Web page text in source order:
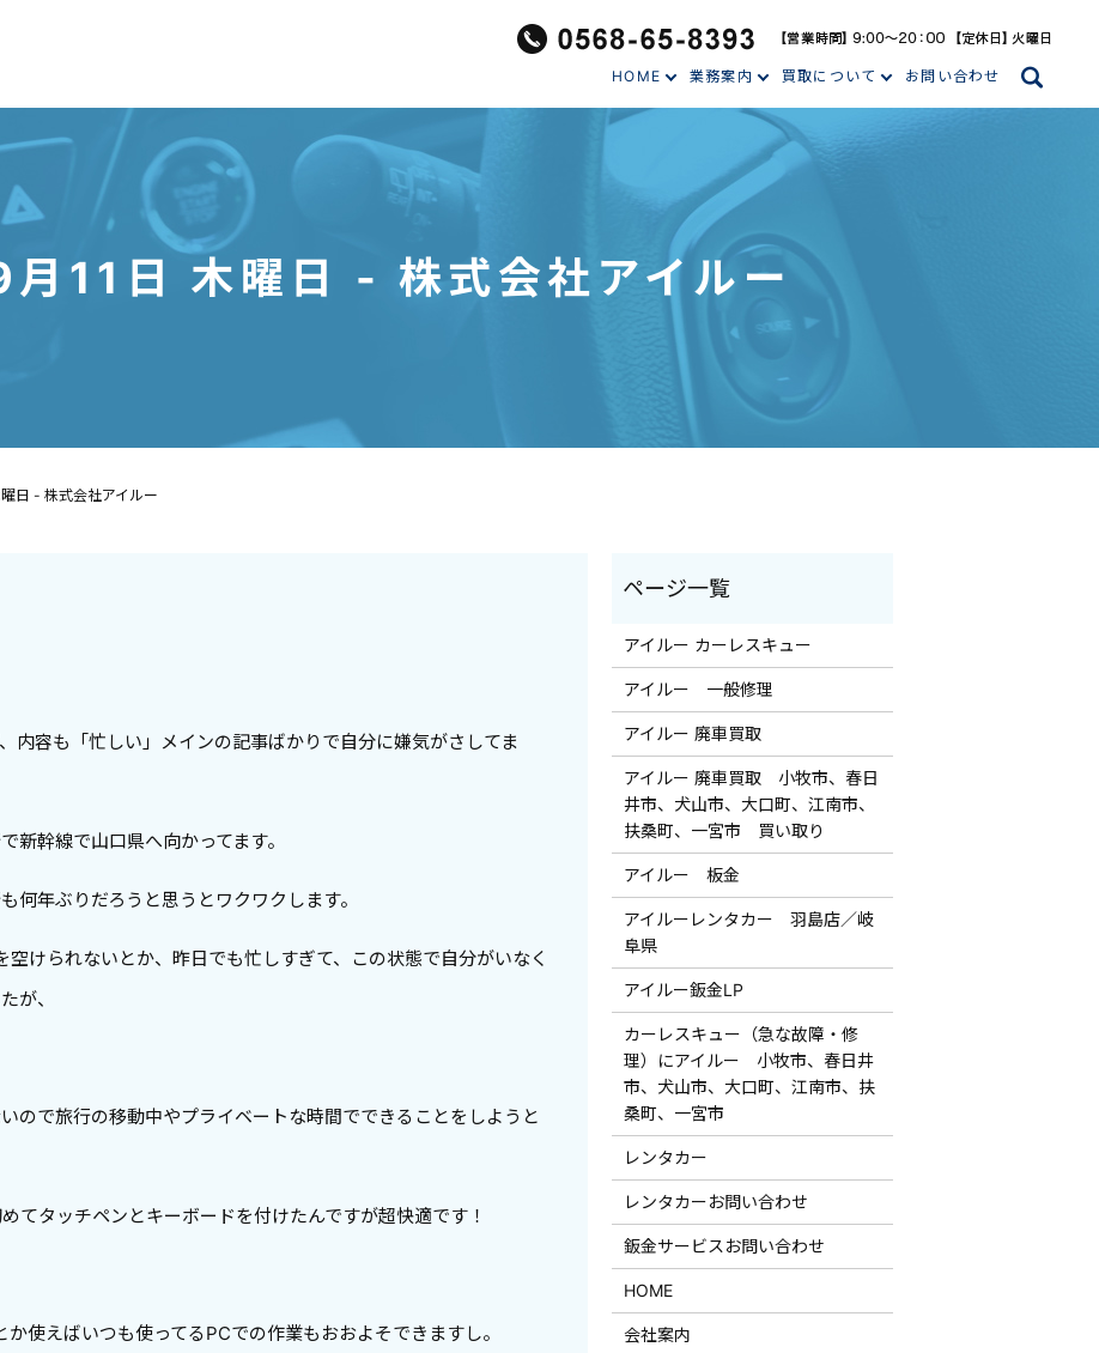
HOME 業務案内 買取について お問い合わせ search
11日 木曜日 - 株式会社アイルー
日 - 株式会社アイルー
内容も「忙しい」メインの記事ばかりで自分に嫌気がさしてま
新幹線で山口県へ向かってます。
何年ぶりだろうと思うとワクワクします。
けられないとか、昨日でも忙しすぎて、この状態で自分がいなく
が、
ので旅行の移動中やプライベートな時間でできることをしようと
てタッチペンとキーボードを付けたんですが超快適です！
使えばいつも使ってるPCでの作業もおおよそできますし。
アイルー カーレスキュー
アイルー 一般修理
アイルー 廃車買取
アイルー 廃車買取 小牧市、春日
井市、犬山市、大口町、江南市、
扶桑町、一宮市 買い取り
アイルー 板金
アイルーレンタカー 羽島店／岐
阜県
アイルー鈑金LP
カーレスキュー（急な故障・修
理）にアイルー 小牧市、春日井
市、犬山市、大口町、江南市、扶
桑町、一宮市
レンタカー
レンタカーお問い合わせ
鈑金サービスお問い合わせ
HOME
会社案内